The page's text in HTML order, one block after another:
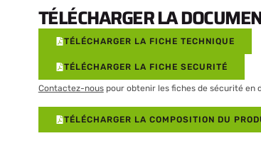
TÉLÉCHARGER LA
TÉLÉCHARGER LA FICHE TECHNIQUE
TÉLÉCHARGER LA FICHE SECURITÉ
Contactez-nouspour obtenir les fiches de sécurité en
TÉLÉCHARGER LA COMPOSITION DU